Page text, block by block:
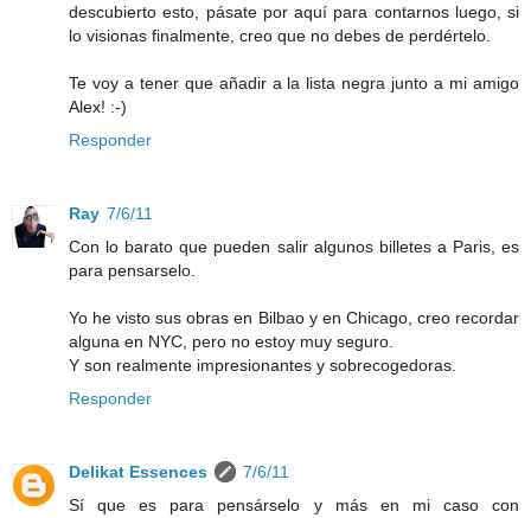
descubierto esto, pásate por aquí para contarnos luego, si
lo visionas finalmente, creo que no debes de perdértelo.
Te voy a tener que añadir a la lista negra junto a mi amigo
Alex! :-)
Responder
Ray 7/6/11
Con lo barato que pueden salir algunos billetes a Paris, es
para pensarselo.
Yo he visto sus obras en Bilbao y en Chicago, creo recordar
alguna en NYC, pero no estoy muy seguro.
Y son realmente impresionantes y sobrecogedoras.
Responder
Delikat Essences
7/6/11
Sí que es para pensárselo y más en mi caso con